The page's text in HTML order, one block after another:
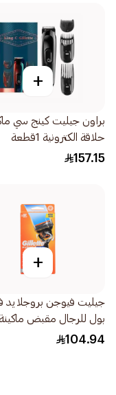
+
براون جيليت كينج سي
حلاقة الكترونية 1قطعة
157.15
+
جيليت فيوجن بروجلايد
بول للرجال مقبض ماكينة
الحلاقة شفرتين 1قطعة
104.94